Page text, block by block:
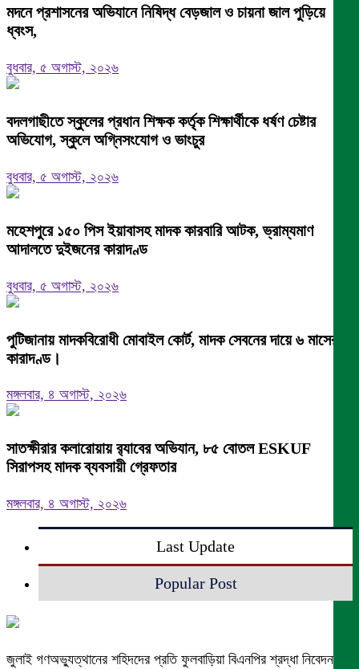
মদনে প্রশাসনের অভিযানে নিষিদ্ধ বেড়জাল ও চায়না জাল পুড়িয়ে
ধ্বংস,
বুধবার, ৫ অগাস্ট, ২০২৬
বদলগাছীতে স্কুলের প্রধান শিক্ষক কর্তৃক শিক্ষার্থীকে ধর্ষণ চেষ্টার
অভিযোগ, স্কুলে অগ্নিসংযোগ ও ভাংচুর
বুধবার, ৫ অগাস্ট, ২০২৬
মহেশপুরে ১৫০ পিস ইয়াবাসহ মাদক কারবারি আটক, ভ্রাম্যমাণ
আদালতে দুইজনের কারাদণ্ড
বুধবার, ৫ অগাস্ট, ২০২৬
পুটিজানায় মাদকবিরোধী মোবাইল কোর্ট, মাদক সেবনের দায়ে ৬ মাসের
কারাদণ্ড।
মঙ্গলবার, ৪ অগাস্ট, ২০২৬
সাতক্ষীরার কলারোয়ায় র‍্যাবের অভিযান, ৮৫ বোতল ESKUF
সিরাপসহ মাদক ব্যবসায়ী গ্রেফতার
মঙ্গলবার, ৪ অগাস্ট, ২০২৬
Last Update
Popular Post
জুলাই গণঅভ্যুত্থানের শহিদদের প্রতি ফুলবাড়িয়া বিএনপির শ্রদ্ধা নিবেদন